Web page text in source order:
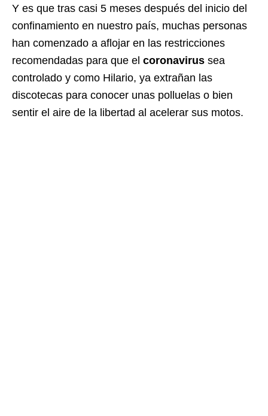
Y es que tras casi 5 meses después del inicio del
confinamiento en nuestro país, muchas personas
han comenzado a aflojar en las restricciones
recomendadas para que el coronavirus sea
controlado y como Hilario, ya extrañan las
discotecas para conocer unas polluelas o bien
sentir el aire de la libertad al acelerar sus motos.